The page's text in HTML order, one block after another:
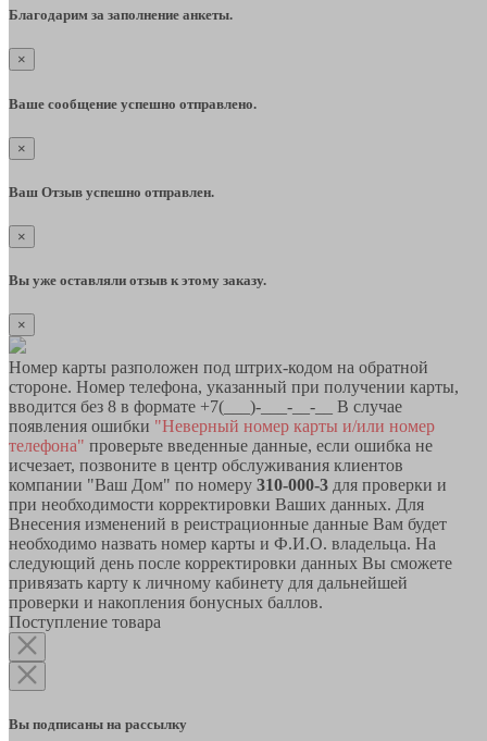
Благодарим за заполнение анкеты.
×
Ваше сообщение успешно отправлено.
×
Ваш Отзыв успешно отправлен.
×
Вы уже оставляли отзыв к этому заказу.
×
Номер карты разположен под штрих-кодом на обратной
стороне. Номер телефона, указанный при получении карты,
вводится без 8 в формате +7(___)-___-__-__ В случае
появления ошибки "Неверный номер карты и/или номер
телефона" проверьте введенные данные, если ошибка не
исчезает, позвоните в центр обслуживания клиентов
компании "Ваш Дом" по номеру 310-000-3 для проверки и
при необходимости корректировки Ваших данных. Для
Внесения изменений в реистрационные данные Вам будет
необходимо назвать номер карты и Ф.И.О. владельца. На
следующий день после корректировки данных Вы сможете
привязать карту к личному кабинету для дальнейшей
проверки и накопления бонусных баллов.
Поступление товара
Вы подписаны на рассылку